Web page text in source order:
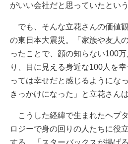
がいい会社だと思っていたという
でも、そんな立花さんの価値
の東日本大震災。「家族や友人
ったことで、顔の知らない100
り、目に見える身近な100人を
っては幸せだと感じるようにな
きっかけになった」と立花さんは
こうした経緯で生まれたヘプ
ロジーで身の回りの人たちに役
する。「スターバックスが掲げ